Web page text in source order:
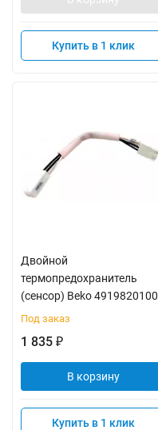
Купить в 1 клик
Двойной
термопредохранитель
(сенсор) Beko 4919820100
Под заказ
1 835 ₽
В корзину
Купить в 1 клик